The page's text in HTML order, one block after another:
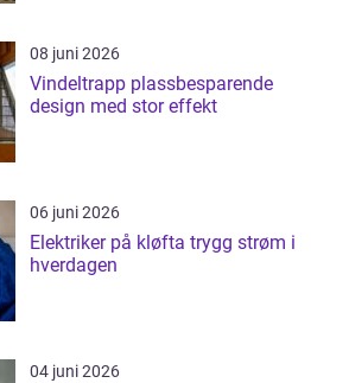
08 juni 2026
Vindeltrapp plassbesparende
design med stor effekt
06 juni 2026
Elektriker på kløfta trygg strøm i
hverdagen
04 juni 2026